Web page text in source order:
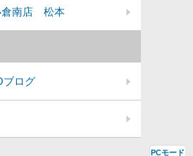
ブログ
南店 松本
PCモード